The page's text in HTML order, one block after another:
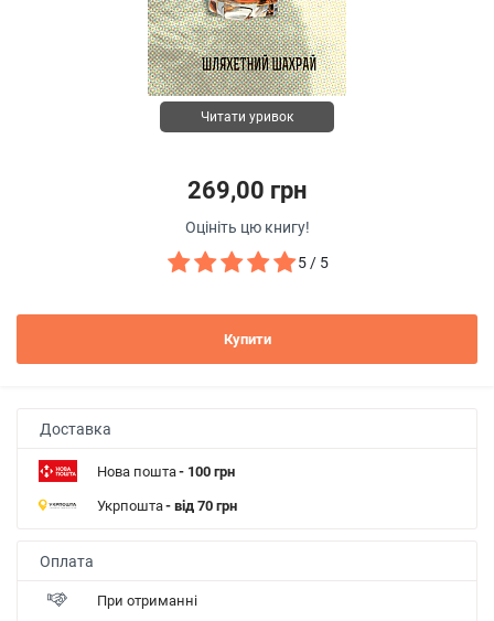
Читати уривок
269,00 грн
Оцініть цю книгу!
5 / 5
Купити
Доставка
Нова пошта- 100 грн
Укрпошта- від 70 грн
Оплата
При отриманні